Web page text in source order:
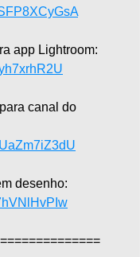
app Lightroom:
canal do
desenho: